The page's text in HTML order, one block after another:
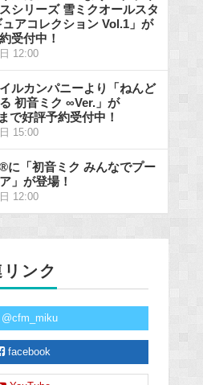
シリーズ 雪ミクオールスタ
アコレクション Vol.1」が
受付中！
12:00
ルカンパニーより「ねんど
初音ミク ∞Ver.」が
で好評予約受付中！
15:00
に「初音ミク みんなでプー
」が登場！
12:00
ンク
facebook